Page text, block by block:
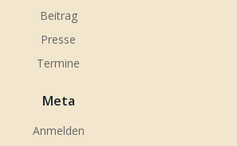
Beitrag
Presse
Termine
Meta
Anmelden